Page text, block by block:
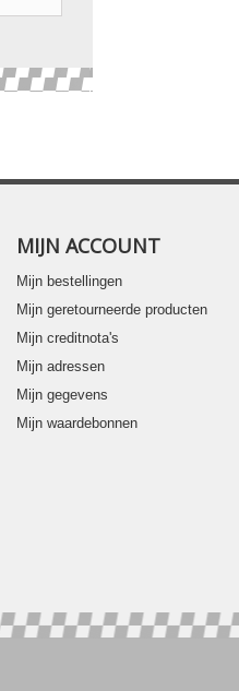
MIJN ACCOUNT
Mijn bestellingen
Mijn geretourneerde producten
Mijn creditnota's
Mijn adressen
Mijn gegevens
Mijn waardebonnen